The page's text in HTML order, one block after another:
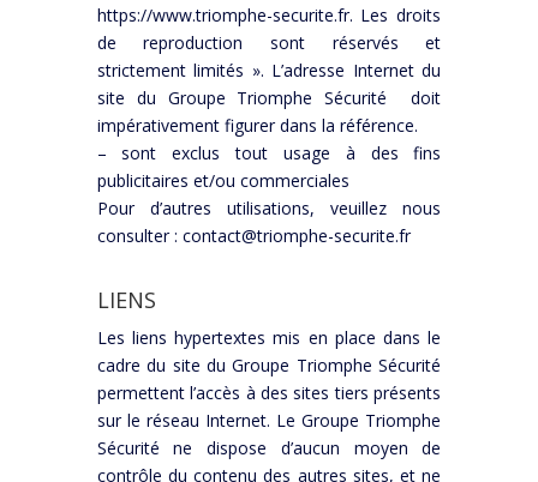
https://www.triomphe-securite.fr. Les droits
de reproduction sont réservés et
strictement limités ». L’adresse Internet du
site du Groupe Triomphe Sécurité doit
impérativement figurer dans la référence.
– sont exclus tout usage à des fins
publicitaires et/ou commerciales
Pour d’autres utilisations, veuillez nous
consulter : contact@triomphe-securite.fr
LIENS
Les liens hypertextes mis en place dans le
cadre du site du Groupe Triomphe Sécurité
permettent l’accès à des sites tiers présents
sur le réseau Internet. Le Groupe Triomphe
Sécurité ne dispose d’aucun moyen de
contrôle du contenu des autres sites, et ne